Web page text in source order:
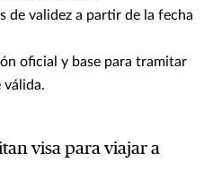
de validez a partir de la fecha
oficial y base para tramitar
válida.
visa para viajar a